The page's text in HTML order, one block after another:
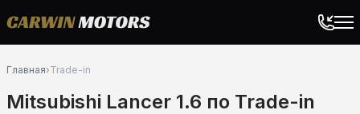
Главная›Trade-in
Mitsubishi Lancer 1.6 по Trade-in